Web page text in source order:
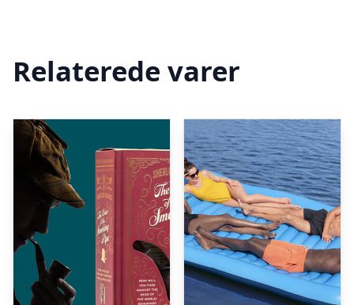
Relaterede varer